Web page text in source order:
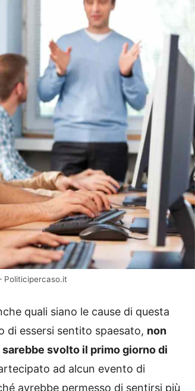
Politicipercaso.it
quali siano le cause di questa
di essersi sentito spaesato, non
svolto il primo giorno di
ad alcun evento di
avrebbe permesso di sentirsi più